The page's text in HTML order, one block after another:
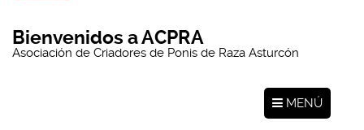
Bienvenidos a ACPRA
Asociación de Criadores de Ponis de Raza Asturcón
MENÚ
Toggle